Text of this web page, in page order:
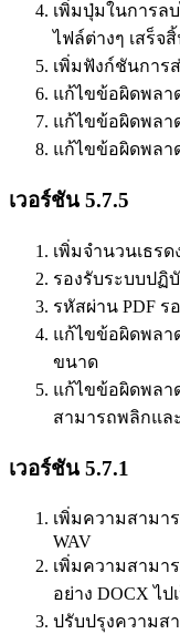
เพิ่มปุ่มในการล
ไฟล์ต่างๆ เสร็จ
เพิ่มฟังก์ชันการ
แก้ไขข้อผิดพลา
แก้ไขข้อผิดพลา
แก้ไขข้อผิดพลา
เวอร์ชัน 5.7.5
เพิ่มจำนวนเธร
รองรับระบบปฏิบั
รหัสผ่าน PDF
แก้ไขข้อผิดพลา
ขนาด
แก้ไขข้อผิดพลา
สามารถพลิกแล
เวอร์ชัน 5.7.1
เพิ่มความสามา
WAV
เพิ่มความสามา
อย่าง DOCX ไป
ปรับปรุงความส